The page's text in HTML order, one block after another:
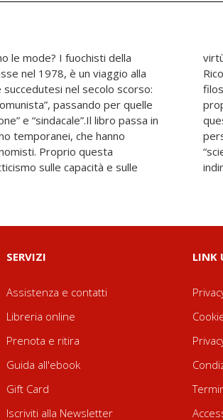
le mode? I fuochisti della
nel 1978, è un viaggio alla
nel secolo scorso:
passando per quelle
e “sindacale”.Il libro passa in
temporanei, che hanno
Proprio questa
sulle capacità e sulle
del principe.Secondo
ogni economista ha «una sua
da cui deduce anche il
e impostarne i problemi. In
che le preferenze
al grande pubblico come
non venga utilizzata per
SERVIZI
Assistenza e contatti
Libreria online
Prenota e ritira
Guida all'ebook
Gift Card
Iscriviti alla Newsletter
LINK